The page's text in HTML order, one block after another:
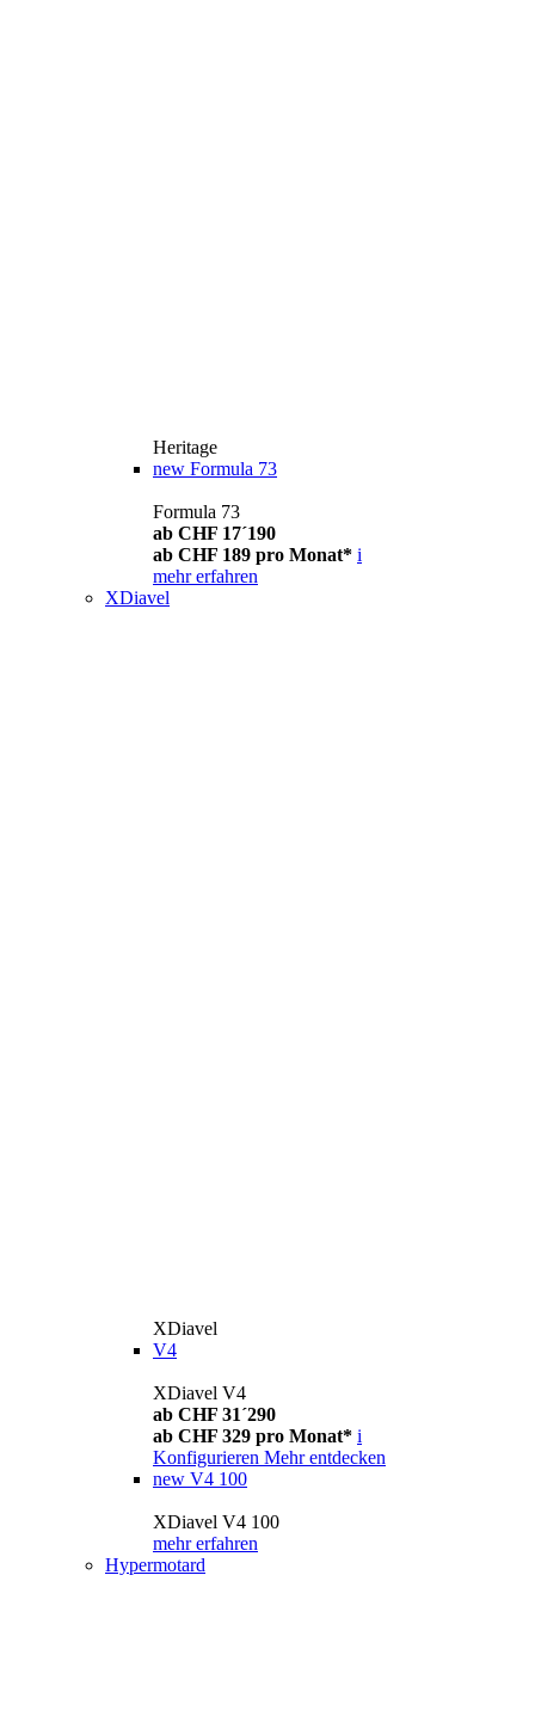
Heritage
new Formula 73
Formula 73
ab CHF 17´190
ab CHF 189 pro Monat* i
mehr erfahren
XDiavel
XDiavel
V4
XDiavel V4
ab CHF 31´290
ab CHF 329 pro Monat* i
Konfigurieren Mehr entdecken
new V4 100
XDiavel V4 100
mehr erfahren
Hypermotard